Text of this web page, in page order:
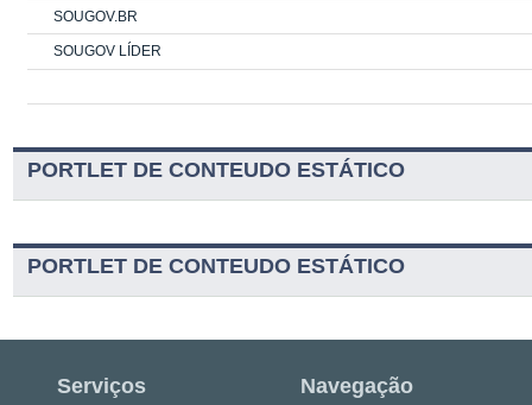
SOUGOV.BR
SOUGOV LÍDER
PORTLET DE CONTEUDO ESTÁTICO
PORTLET DE CONTEUDO ESTÁTICO
Serviços Navegação